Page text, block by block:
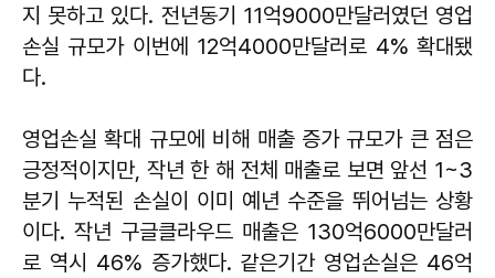
지 못하고 있다. 전년동기 11억9000만달러였던 영업
손실 규모가 이번에 12억4000만달러로 4% 확대됐
다.
영업손실 확대 규모에 비해 매출 증가 규모가 큰 점은
긍정적이지만, 작년 한 해 전체 매출로 보면 앞선 1~3
분기 누적된 손실이 이미 예년 수준을 뛰어넘는 상황
이다. 작년 구글클라우드 매출은 130억6000만달러
로 역시 46% 증가했다. 같은기간 영업손실은 46억